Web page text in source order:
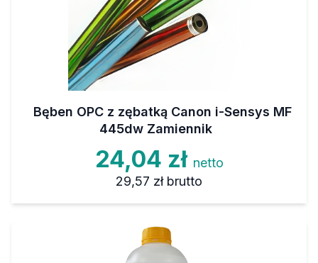
Bęben OPC z zębatką Canon i-Sensys MF
445dw Zamiennik
24,04 zł netto
29,57 zł brutto